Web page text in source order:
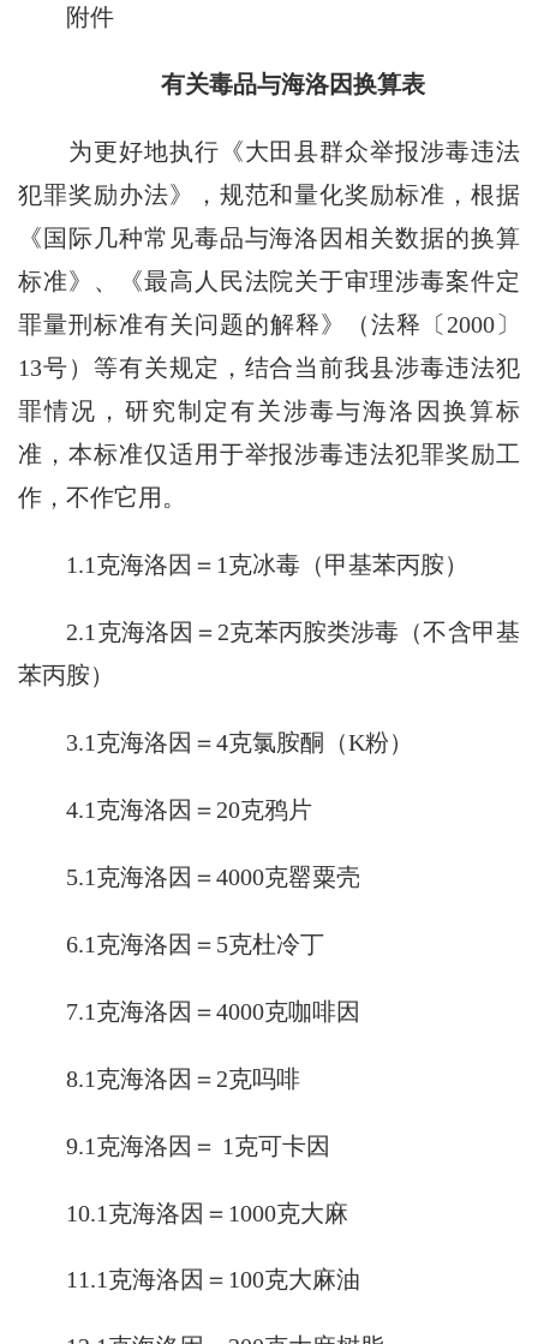
附件
有关毒品与海洛因换算表
为更好地执行《大田县群众举报涉毒违法
犯罪奖励办法》，规范和量化奖励标准，根据
《国际几种常见毒品与海洛因相关数据的换算
标准》、《最高人民法院关于审理涉毒案件定
罪量刑标准有关问题的解释》（法释〔2000〕
13号）等有关规定，结合当前我县涉毒违法犯
罪情况，研究制定有关涉毒与海洛因换算标
准，本标准仅适用于举报涉毒违法犯罪奖励工
作，不作它用。
1.1克海洛因＝1克冰毒（甲基苯丙胺）
2.1克海洛因＝2克苯丙胺类涉毒（不含甲基
苯丙胺）
3.1克海洛因＝4克氯胺酮（K粉）
4.1克海洛因＝20克鸦片
5.1克海洛因＝4000克罂粟壳
6.1克海洛因＝5克杜冷丁
7.1克海洛因＝4000克咖啡因
8.1克海洛因＝2克吗啡
9.1克海洛因＝ 1克可卡因
10.1克海洛因＝1000克大麻
11.1克海洛因＝100克大麻油